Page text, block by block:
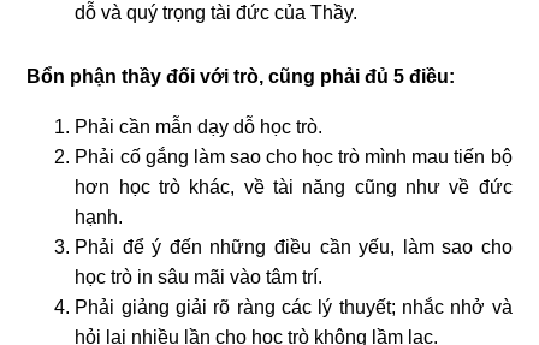
dỗ và quý trọng tài đức của Thầy.
Bổn phận thầy đối với trò, cũng phải đủ 5 điều:
Phải cần mẫn dạy dỗ học trò.
Phải cố gắng làm sao cho học trò mình mau tiến bộ
hơn học trò khác, về tài năng cũng như về đức
hạnh.
Phải để ý đến những điều cần yếu, làm sao cho
học trò in sâu mãi vào tâm trí.
Phải giảng giải rõ ràng các lý thuyết; nhắc nhở và
hỏi lại nhiều lần cho học trò không lầm lạc.